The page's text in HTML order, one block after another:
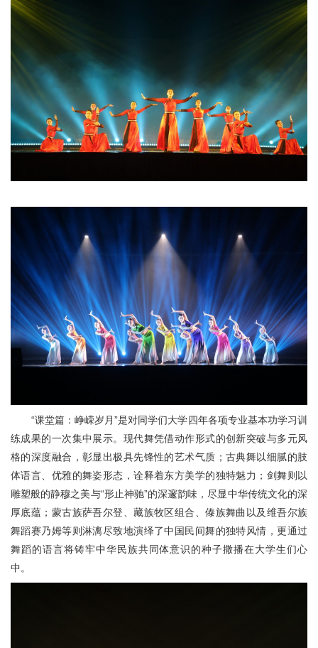
“课堂篇：峥嵘岁月”是对同学们大学四年各项专业基本功学习训
练成果的一次集中展示。现代舞凭借动作形式的创新突破与多元风
格的深度融合，彰显出极具先锋性的艺术气质；古典舞以细腻的肢
体语言、优雅的舞姿形态，诠释着东方美学的独特魅力；剑舞则以
雕塑般的静穆之美与“形止神驰”的深邃韵味，尽显中华传统文化的深
厚底蕴；蒙古族萨吾尔登、藏族牧区组合、傣族舞曲以及维吾尔族
舞蹈赛乃姆等则淋漓尽致地演绎了中国民间舞的独特风情，更通过
舞蹈的语言将铸牢中华民族共同体意识的种子撒播在大学生们心
中。